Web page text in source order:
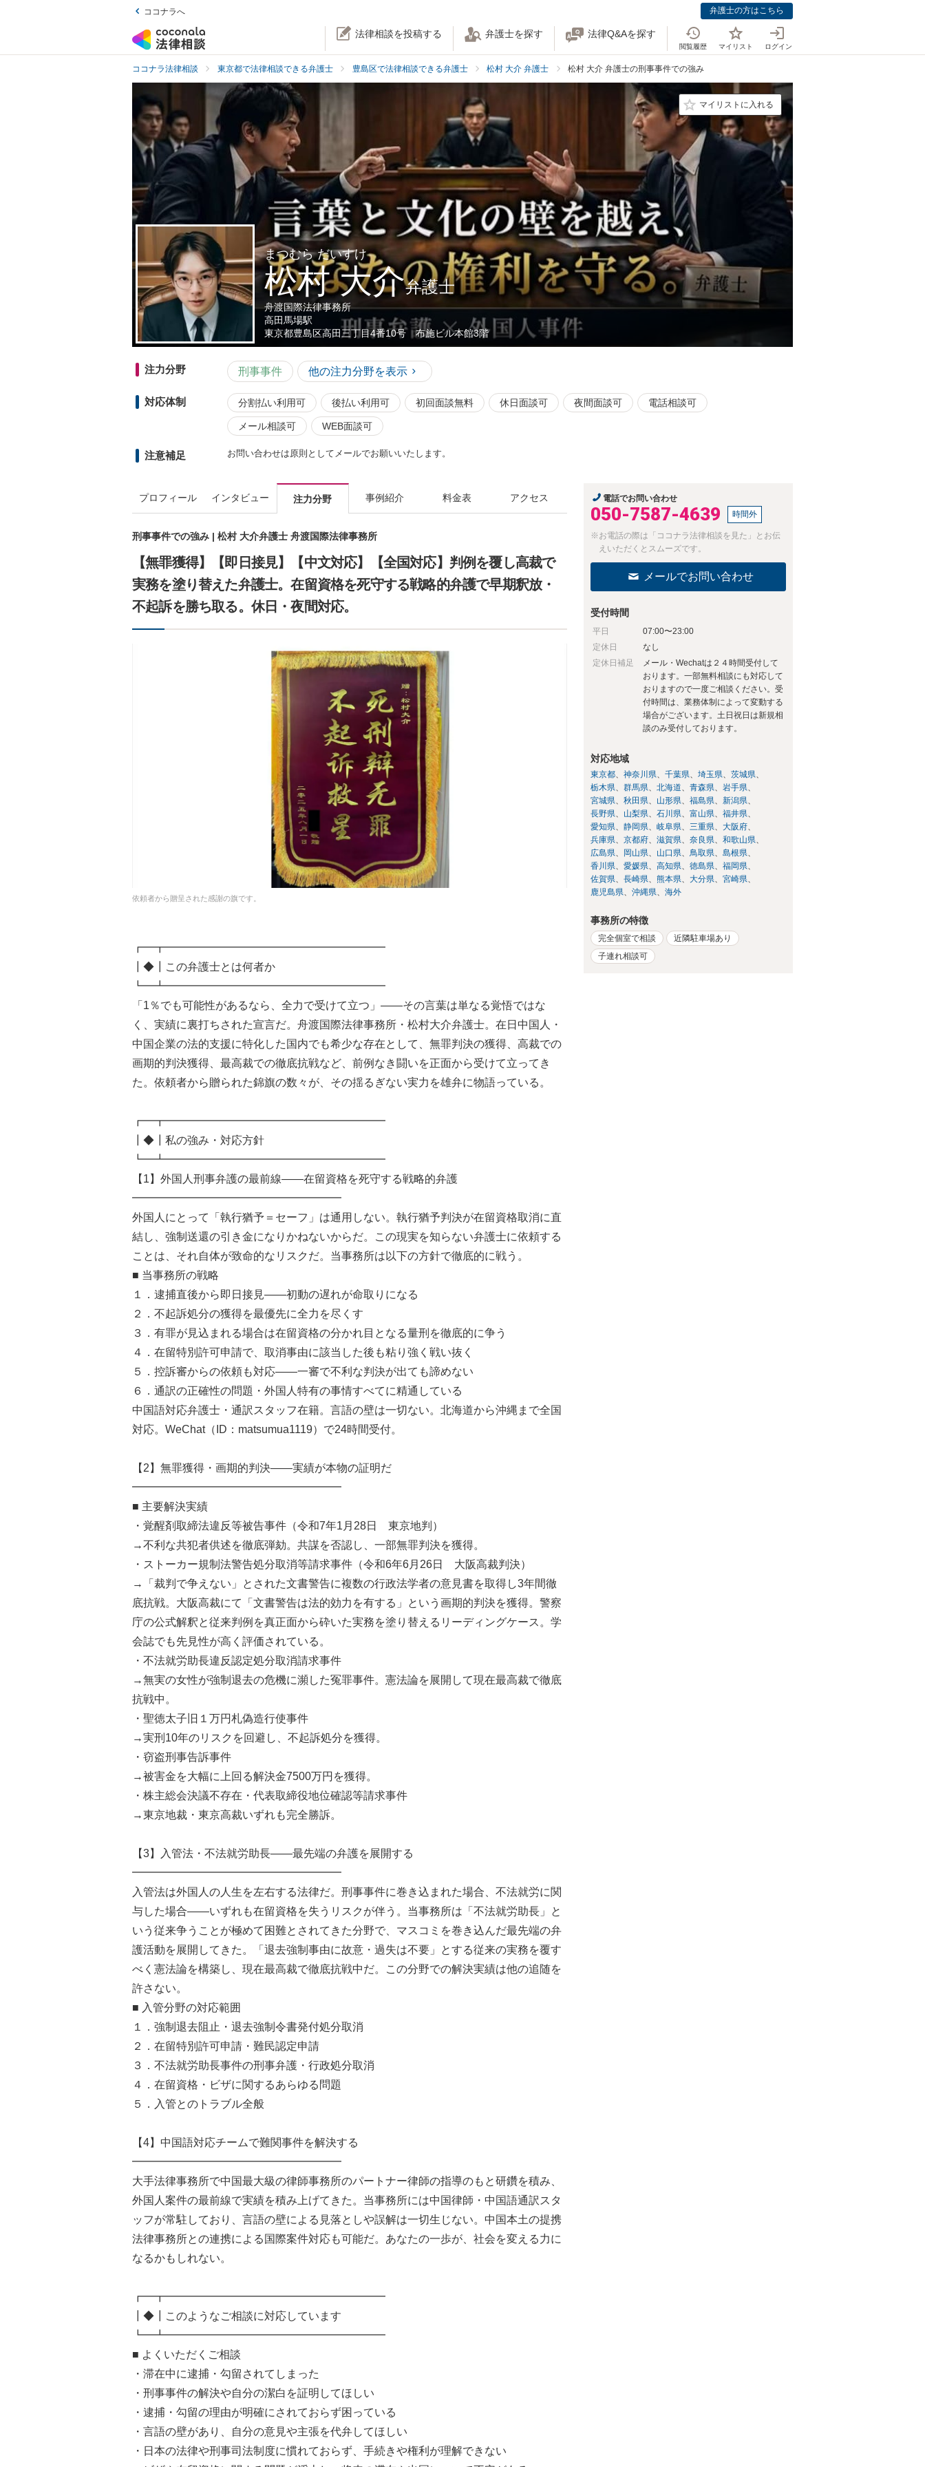
ココナラへ 弁護士の方はこちら
法律相談を投稿する 弁護士を探す 法律Q&Aを探す
閲覧履歴 マイリスト ログイン
ココナラ法律相談 東京都で法律相談できる弁護士 豊島区で法律相談できる弁護士 松村 大介 弁護士 松村 大介 弁護士の刑事事件での強み
マイリストに入れる
まつむら だいすけ
松村 大介弁護士
舟渡国際法律事務所
高田馬場駅
東京都豊島区高田三丁目4番10号 布施ビル本館3階
注力分野 刑事事件 他の注力分野を表示
対応体制 分割払い利用可 後払い利用可 初回面談無料 休日面談可 夜間面談可 電話相談可
メール相談可 WEB面談可
注意補足 お問い合わせは原則としてメールでお願いいたします。
プロフィール インタビュー 注力分野 事例紹介 料金表 アクセス
刑事事件での強み | 松村 大介弁護士 舟渡国際法律事務所
【無罪獲得】【即日接見】【中文対応】【全国対応】判例を覆し高裁で
実務を塗り替えた弁護士。在留資格を死守する戦略的弁護で早期釈放・
不起訴を勝ち取る。休日・夜間対応。
依頼者から贈呈された感謝の旗です。
┏━┳━━━━━━━━━━━━━━━━━━━━
┃◆┃この弁護士とは何者か
┗━┻━━━━━━━━━━━━━━━━━━━━
「1％でも可能性があるなら、全力で受けて立つ」——その言葉は単なる覚悟ではな
く、実績に裏打ちされた宣言だ。舟渡国際法律事務所・松村大介弁護士。在日中国人・
中国企業の法的支援に特化した国内でも希少な存在として、無罪判決の獲得、高裁での
画期的判決獲得、最高裁での徹底抗戦など、前例なき闘いを正面から受けて立ってき
た。依頼者から贈られた錦旗の数々が、その揺るぎない実力を雄弁に物語っている。
┏━┳━━━━━━━━━━━━━━━━━━━━
┃◆┃私の強み・対応方針
┗━┻━━━━━━━━━━━━━━━━━━━━
【1】外国人刑事弁護の最前線——在留資格を死守する戦略的弁護
━━━━━━━━━━━━━━━━━━━
外国人にとって「執行猶予＝セーフ」は通用しない。執行猶予判決が在留資格取消に直
結し、強制送還の引き金になりかねないからだ。この現実を知らない弁護士に依頼する
ことは、それ自体が致命的なリスクだ。当事務所は以下の方針で徹底的に戦う。
■ 当事務所の戦略
１．逮捕直後から即日接見——初動の遅れが命取りになる
２．不起訴処分の獲得を最優先に全力を尽くす
３．有罪が見込まれる場合は在留資格の分かれ目となる量刑を徹底的に争う
４．在留特別許可申請で、取消事由に該当した後も粘り強く戦い抜く
５．控訴審からの依頼も対応——一審で不利な判決が出ても諦めない
６．通訳の正確性の問題・外国人特有の事情すべてに精通している
中国語対応弁護士・通訳スタッフ在籍。言語の壁は一切ない。北海道から沖縄まで全国
対応。WeChat（ID：matsumua1119）で24時間受付。
【2】無罪獲得・画期的判決——実績が本物の証明だ
━━━━━━━━━━━━━━━━━━━
■ 主要解決実績
・覚醒剤取締法違反等被告事件（令和7年1月28日 東京地判）
→不利な共犯者供述を徹底弾劾。共謀を否認し、一部無罪判決を獲得。
・ストーカー規制法警告処分取消等請求事件（令和6年6月26日 大阪高裁判決）
→「裁判で争えない」とされた文書警告に複数の行政法学者の意見書を取得し3年間徹
底抗戦。大阪高裁にて「文書警告は法的効力を有する」という画期的判決を獲得。警察
庁の公式解釈と従来判例を真正面から砕いた実務を塗り替えるリーディングケース。学
会誌でも先見性が高く評価されている。
・不法就労助長違反認定処分取消請求事件
→無実の女性が強制退去の危機に瀕した冤罪事件。憲法論を展開して現在最高裁で徹底
抗戦中。
・聖徳太子旧１万円札偽造行使事件
→実刑10年のリスクを回避し、不起訴処分を獲得。
・窃盗刑事告訴事件
→被害金を大幅に上回る解決金7500万円を獲得。
・株主総会決議不存在・代表取締役地位確認等請求事件
→東京地裁・東京高裁いずれも完全勝訴。
【3】入管法・不法就労助長——最先端の弁護を展開する
━━━━━━━━━━━━━━━━━━━
入管法は外国人の人生を左右する法律だ。刑事事件に巻き込まれた場合、不法就労に関
与した場合——いずれも在留資格を失うリスクが伴う。当事務所は「不法就労助長」と
いう従来争うことが極めて困難とされてきた分野で、マスコミを巻き込んだ最先端の弁
護活動を展開してきた。「退去強制事由に故意・過失は不要」とする従来の実務を覆す
べく憲法論を構築し、現在最高裁で徹底抗戦中だ。この分野での解決実績は他の追随を
許さない。
■ 入管分野の対応範囲
１．強制退去阻止・退去強制令書発付処分取消
２．在留特別許可申請・難民認定申請
３．不法就労助長事件の刑事弁護・行政処分取消
４．在留資格・ビザに関するあらゆる問題
５．入管とのトラブル全般
【4】中国語対応チームで難関事件を解決する
━━━━━━━━━━━━━━━━━━━
大手法律事務所で中国最大級の律師事務所のパートナー律師の指導のもと研鑽を積み、
外国人案件の最前線で実績を積み上げてきた。当事務所には中国律師・中国語通訳スタ
ッフが常駐しており、言語の壁による見落としや誤解は一切生じない。中国本土の提携
法律事務所との連携による国際案件対応も可能だ。あなたの一歩が、社会を変える力に
なるかもしれない。
┏━┳━━━━━━━━━━━━━━━━━━━━
┃◆┃このようなご相談に対応しています
┗━┻━━━━━━━━━━━━━━━━━━━━
■ よくいただくご相談
・滞在中に逮捕・勾留されてしまった
・刑事事件の解決や自分の潔白を証明してほしい
・逮捕・勾留の理由が明確にされておらず困っている
・言語の壁があり、自分の意見や主張を代弁してほしい
・日本の法律や刑事司法制度に慣れておらず、手続きや権利が理解できない
電話でお問い合わせ
050-7587-4639 時間外
※お電話の際は「ココナラ法律相談を見た」とお伝
えいただくとスムーズです。
メールでお問い合わせ
受付時間
平日
07:00〜23:00
定休日
なし
定休日補足
メール・Wechatは２４時間受付して
おります。一部無料相談にも対応して
おりますので一度ご相談ください。受
付時間は、業務体制によって変動する
場合がございます。土日祝日は新規相
談のみ受付しております。
対応地域
東京都 神奈川県 千葉県 埼玉県
茨城県
栃木県
群馬県 北海道 青森県
岩手県
宮城県
秋田県 山形県 福島県
新潟県
長野県
山梨県 石川県 富山県
福井県
愛知県
静岡県 岐阜県 三重県
大阪府
兵庫県
京都府 滋賀県 奈良県
和歌山県
広島県
岡山県 山口県 鳥取県
島根県
香川県
愛媛県 高知県 徳島県
福岡県
佐賀県
長崎県 熊本県 大分県
宮崎県
鹿児島県
沖縄県 海外
事務所の特徴
完全個室で相談
近隣駐車場あり
子連れ相談可